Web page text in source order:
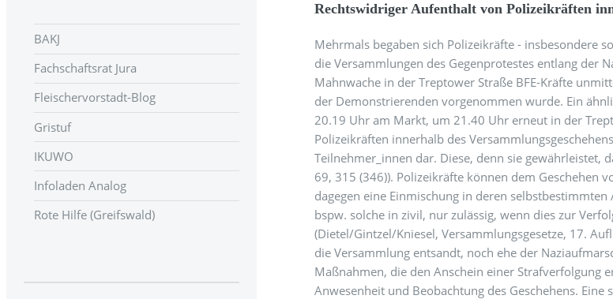
Rechtswidriger Aufenthalt von Polizeikräften
Mehrmals begaben sich Polizeikräfte - insbesondere
die Versammlungen des Gegenprotestes entlang der
Mahnwache in der Treptower Straße BFE-Kräfte
der Demonstrierenden vorgenommen wurde. Ein
20.19 Uhr am Markt, um 21.40 Uhr erneut in der
Polizeikräften innerhalb des
Teilnehmer_innen dar. Diese, denn sie gewährleistet,
69, 315 (346)). Polizeikräfte können dem Geschehen
dagegen eine Einmischung in deren
bspw. solche in zivil, nur zulässig, wenn dies zur
(Dietel/Gintzel/Kniesel, Versammlungsgesetze, 17.
die Versammlung entsandt, noch ehe der
Maßnahmen, die den Anschein einer Strafverfolgung
Anwesenheit und Beobachtung des Geschehens.
BAKJ
Fachschaftsrat Jura
Fleischervorstadt-Blog
Gristuf
IKUWO
Infoladen Analog
Rote Hilfe (Greifswald)